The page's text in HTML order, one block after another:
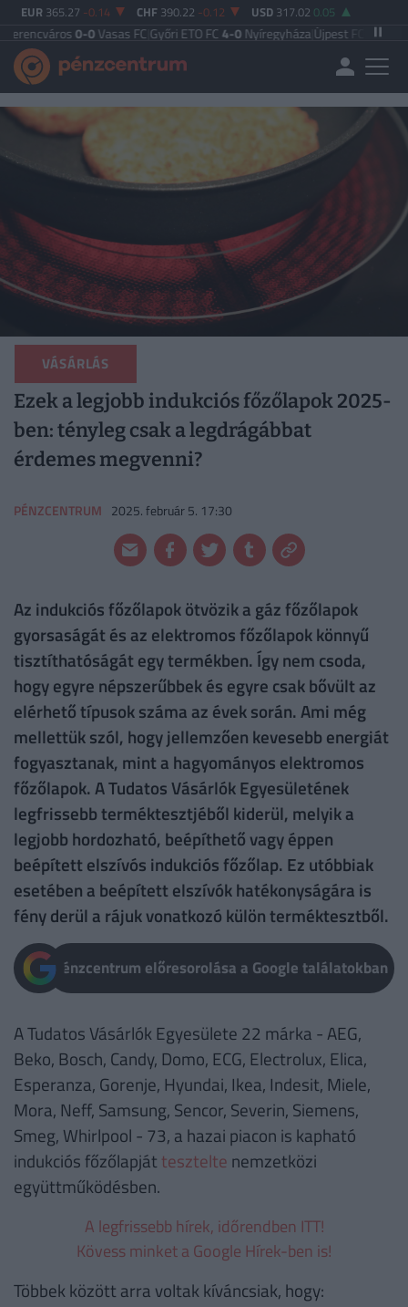
EUR 365.27 -0.14 CHF 390.22 -0.12 USD 317.02 0.05
0-0Vasas FC|Győri ETO FC4-0 Nyíregyháza|Újpest FC4-2Debreceni VSC
VÁSÁRLÁS
Ezek a legjobb indukciós főzőlapok 2025-
ben: tényleg csak a legdrágábbat
érdemes megvenni?
PÉNZCENTRUM 2025. február 5. 17:30
Az indukciós főzőlapok ötvözik a gáz főzőlapok
gyorsaságát és az elektromos főzőlapok könnyű
tisztíthatóságát egy termékben. Így nem csoda,
hogy egyre népszerűbbek és egyre csak bővült az
elérhető típusok száma az évek során. Ami még
mellettük szól, hogy jellemzően kevesebb energiát
fogyasztanak, mint a hagyományos elektromos
főzőlapok. A Tudatos Vásárlók Egyesületének
legfrissebb terméktesztjéből kiderül, melyik a
legjobb hordozható, beépíthető vagy éppen
beépített elszívós indukciós főzőlap. Ez utóbbiak
esetében a beépített elszívók hatékonyságára is
fény derül a rájuk vonatkozó külön terméktesztből.
Pénzcentrum előresorolása a Google találatokban
A Tudatos Vásárlók Egyesülete 22 márka - AEG,
Beko, Bosch, Candy, Domo, ECG, Electrolux, Elica,
Esperanza, Gorenje, Hyundai, Ikea, Indesit, Miele,
Mora, Neff, Samsung, Sencor, Severin, Siemens,
Smeg, Whirlpool - 73, a hazai piacon is kapható
indukciós főzőlapjáttesztelte nemzetközi
együttműködésben.
A legfrissebb hírek, időrendben ITT!
Kövess minket a Google Hírek-ben is!
Többek között arra voltak kíváncsiak, hogy: